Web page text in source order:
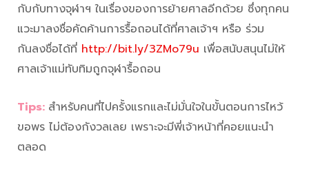
กับกับทางจุฬาฯ ในเรื่องของการย้ายศาลอีกด้วย ซึ่งทุกคน
แวะมาลงชื่อคัดค้านการรื้อถอนได้ที่ศาลเจ้าฯ หรือ ร่วม
กันลงชื่อได้ที่ http://bit.ly/3ZMo79u เพื่อสนับสนุนไม่ให้
ศาลเจ้าแม่ทับทิมถูกจุฬารื้อถอน
Tips: สำหรับคนที่ไปครั้งแรกและไม่มั่นใจในขั้นตอนการไหว้
ขอพร ไม่ต้องกังวลเลย เพราะจะมีพี่เจ้าหน้าที่คอยแนะนำ
ตลอด